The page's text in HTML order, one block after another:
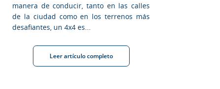
manera de conducir, tanto en las calles
de la ciudad como en los terrenos más
desafiantes, un 4x4 es...
Leer artículo completo